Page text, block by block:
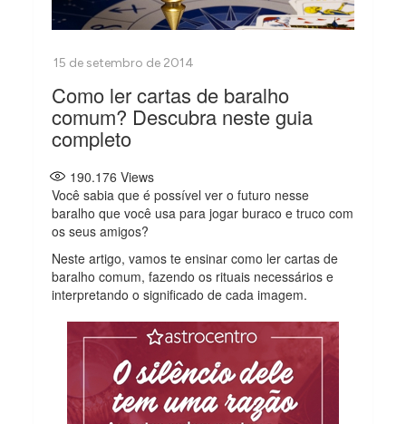
Como ler cartas de baralho
comum? Descubra neste guia
completo
190.176 Views
Você sabia que é possível ver o futuro nesse
baralho que você usa para jogar buraco e truco com
os seus amigos?
Neste artigo, vamos te ensinar como ler cartas de
baralho comum, fazendo os rituais necessários e
interpretando o significado de cada imagem.